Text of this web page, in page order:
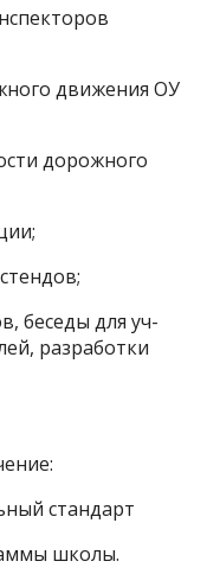
движения ОУ
дорожного
беседы для уч-
разработки
стандарт
школы.